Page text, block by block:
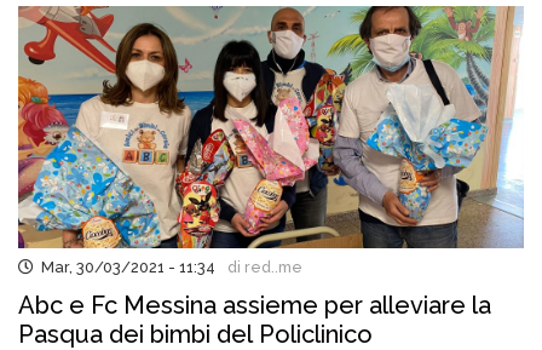
Mar, 30/03/2021 - 11:34 di red..me
Abc e Fc Messina assieme per alleviare la
Pasqua dei bimbi del Policlinico